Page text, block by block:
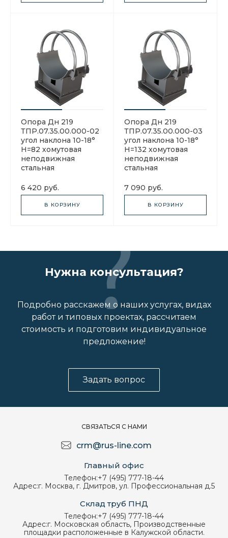
Опора Дн 219
ТПР.07.35.00.000-02
угол наклона 10-18°
H=82 хомутовая
неподвижная
стальная
6 420 руб.
В КОРЗИНУ
Опора Дн 219
ТПР.07.35.00.000-03
угол наклона 10-18°
H=132 хомутовая
неподвижная
стальная
7 090 руб.
В КОРЗИНУ
Нужна консультация?
Подробно расскажем о наших услугах, видах
работ и типовых проектах, рассчитаем
стоимость и подготовим индивидуальное
предложение!
Задать вопрос
СВЯЗАТЬСЯ С НАМИ
crm@rus-line.com
Главный офис
Телефон:+7 (495) 777-18-44
Адрес:г. Москва, г. Дмитров, ул. Профессиональная д.5
Склад труб ПНД
Телефон:+7 (495) 777-18-44
Адрес:г. Московская область, Производственные
площадки расположенные в Калужской области.